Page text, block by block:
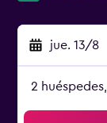
jue. 13/8
2